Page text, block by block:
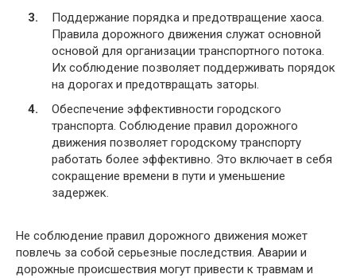
Поддержание порядка и предотвращение хаоса.
Правила дорожного движения служат основной
основой для организации транспортного потока.
Их соблюдение позволяет поддерживать порядок
на дорогах и предотвращать заторы.
Обеспечение эффективности городского
транспорта. Соблюдение правил дорожного
движения позволяет городскому транспорту
работать более эффективно. Это включает в себя
сокращение времени в пути и уменьшение
задержек.
Не соблюдение правил дорожного движения может
повлечь за собой серьезные последствия. Аварии и
дорожные происшествия могут привести к травмам и